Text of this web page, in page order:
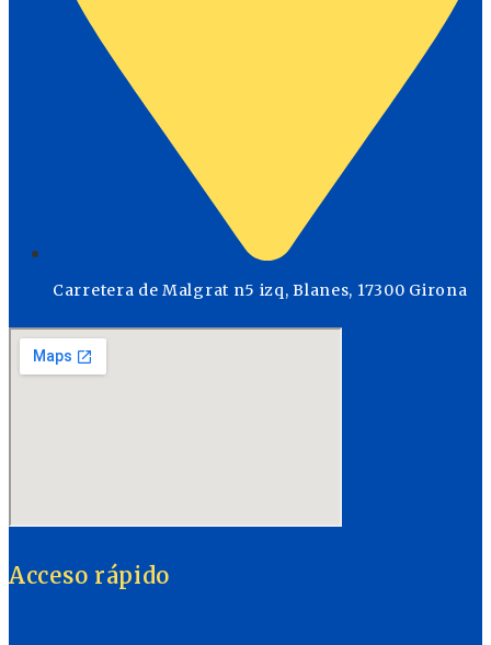
Carretera de Malgrat n5 izq, Blanes, 17300 Girona
Acceso rápido